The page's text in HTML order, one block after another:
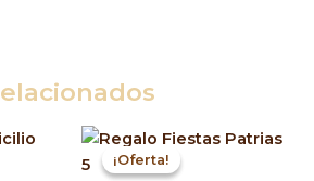
¡Oferta!
¡Oferta!
El
precio
original
El